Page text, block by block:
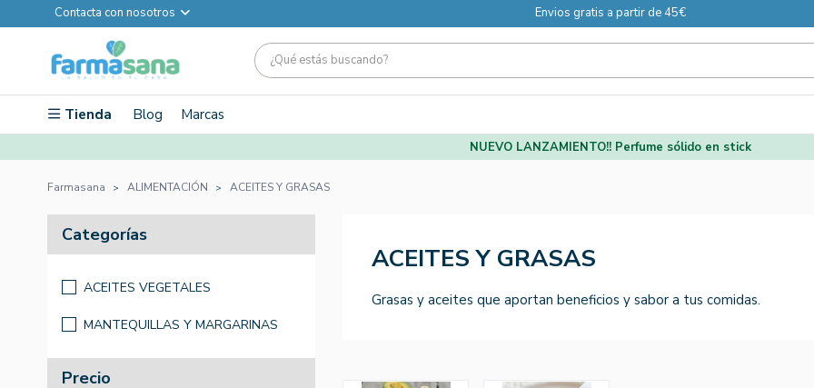
Contacta con nosotros Envios gratis a partir de 45€
Tienda Blog Marcas
NUEVO LANZAMIENTO!! Perfume sólido en stick
Farmasana ALIMENTACIÓN ACEITES Y GRASAS
Categorías
ACEITES VEGETALES
MANTEQUILLAS Y MARGARINAS
Precio
ACEITES Y GRASAS
Grasas y aceites que aportan beneficios y sabor a tus comidas.